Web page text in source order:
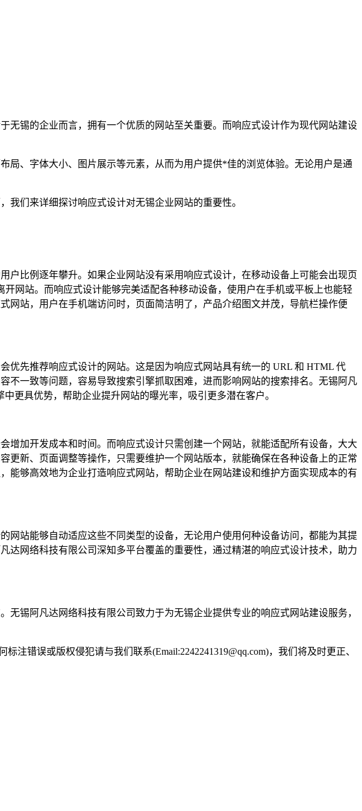
无锡的企业而言，拥有一个优质的网站至关重要。而响应式设计作为现代网站建设
局、字体大小、图片展示等元素，从而为用户提供*佳的浏览体验。无论用户是通
们来详细探讨响应式设计对无锡企业网站的重要性。
比例逐年攀升。如果企业网站没有采用响应式设计，在移动设备上可能会出现页
网站。而响应式设计能够完美适配各种移动设备，使用户在手机或平板上也能轻
网站，用户在手机端访问时，页面简洁明了，产品介绍图文并茂，导航栏操作便
优先推荐响应式设计的网站。这是因为响应式网站具有统一的 URL 和 HTML 代
不一致等问题，容易导致搜索引擎抓取困难，进而影响网站的搜索排名。无锡阿凡
更具优势，帮助企业提升网站的曝光率，吸引更多潜在客户。
加开发成本和时间。而响应式设计只需创建一个网站，就能适配所有设备，大大
新、页面调整等操作，只需要维护一个网站版本，就能确保在各种设备上的正常
能够高效地为企业打造响应式网站，帮助企业在网站建设和维护方面实现成本的有
网站能够自动适应这些不同类型的设备，无论用户使用何种设备访问，都能为其提
网络科技有限公司深知多平台覆盖的重要性，通过精湛的响应式设计技术，助力
锡阿凡达网络科技有限公司致力于为无锡企业提供专业的响应式网站建设服务，
错误或版权侵犯请与我们联系(Email:2242241319@qq.com)，我们将及时更正、